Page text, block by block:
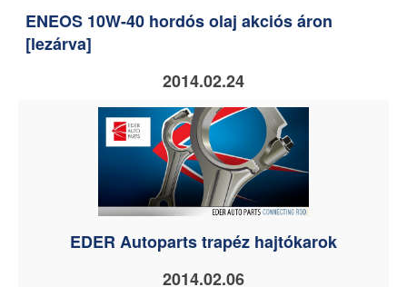
ENEOS 10W-40 hordós olaj akciós áron
[lezárva]
2014.02.24
EDER Autoparts trapéz hajtókarok
2014.02.06